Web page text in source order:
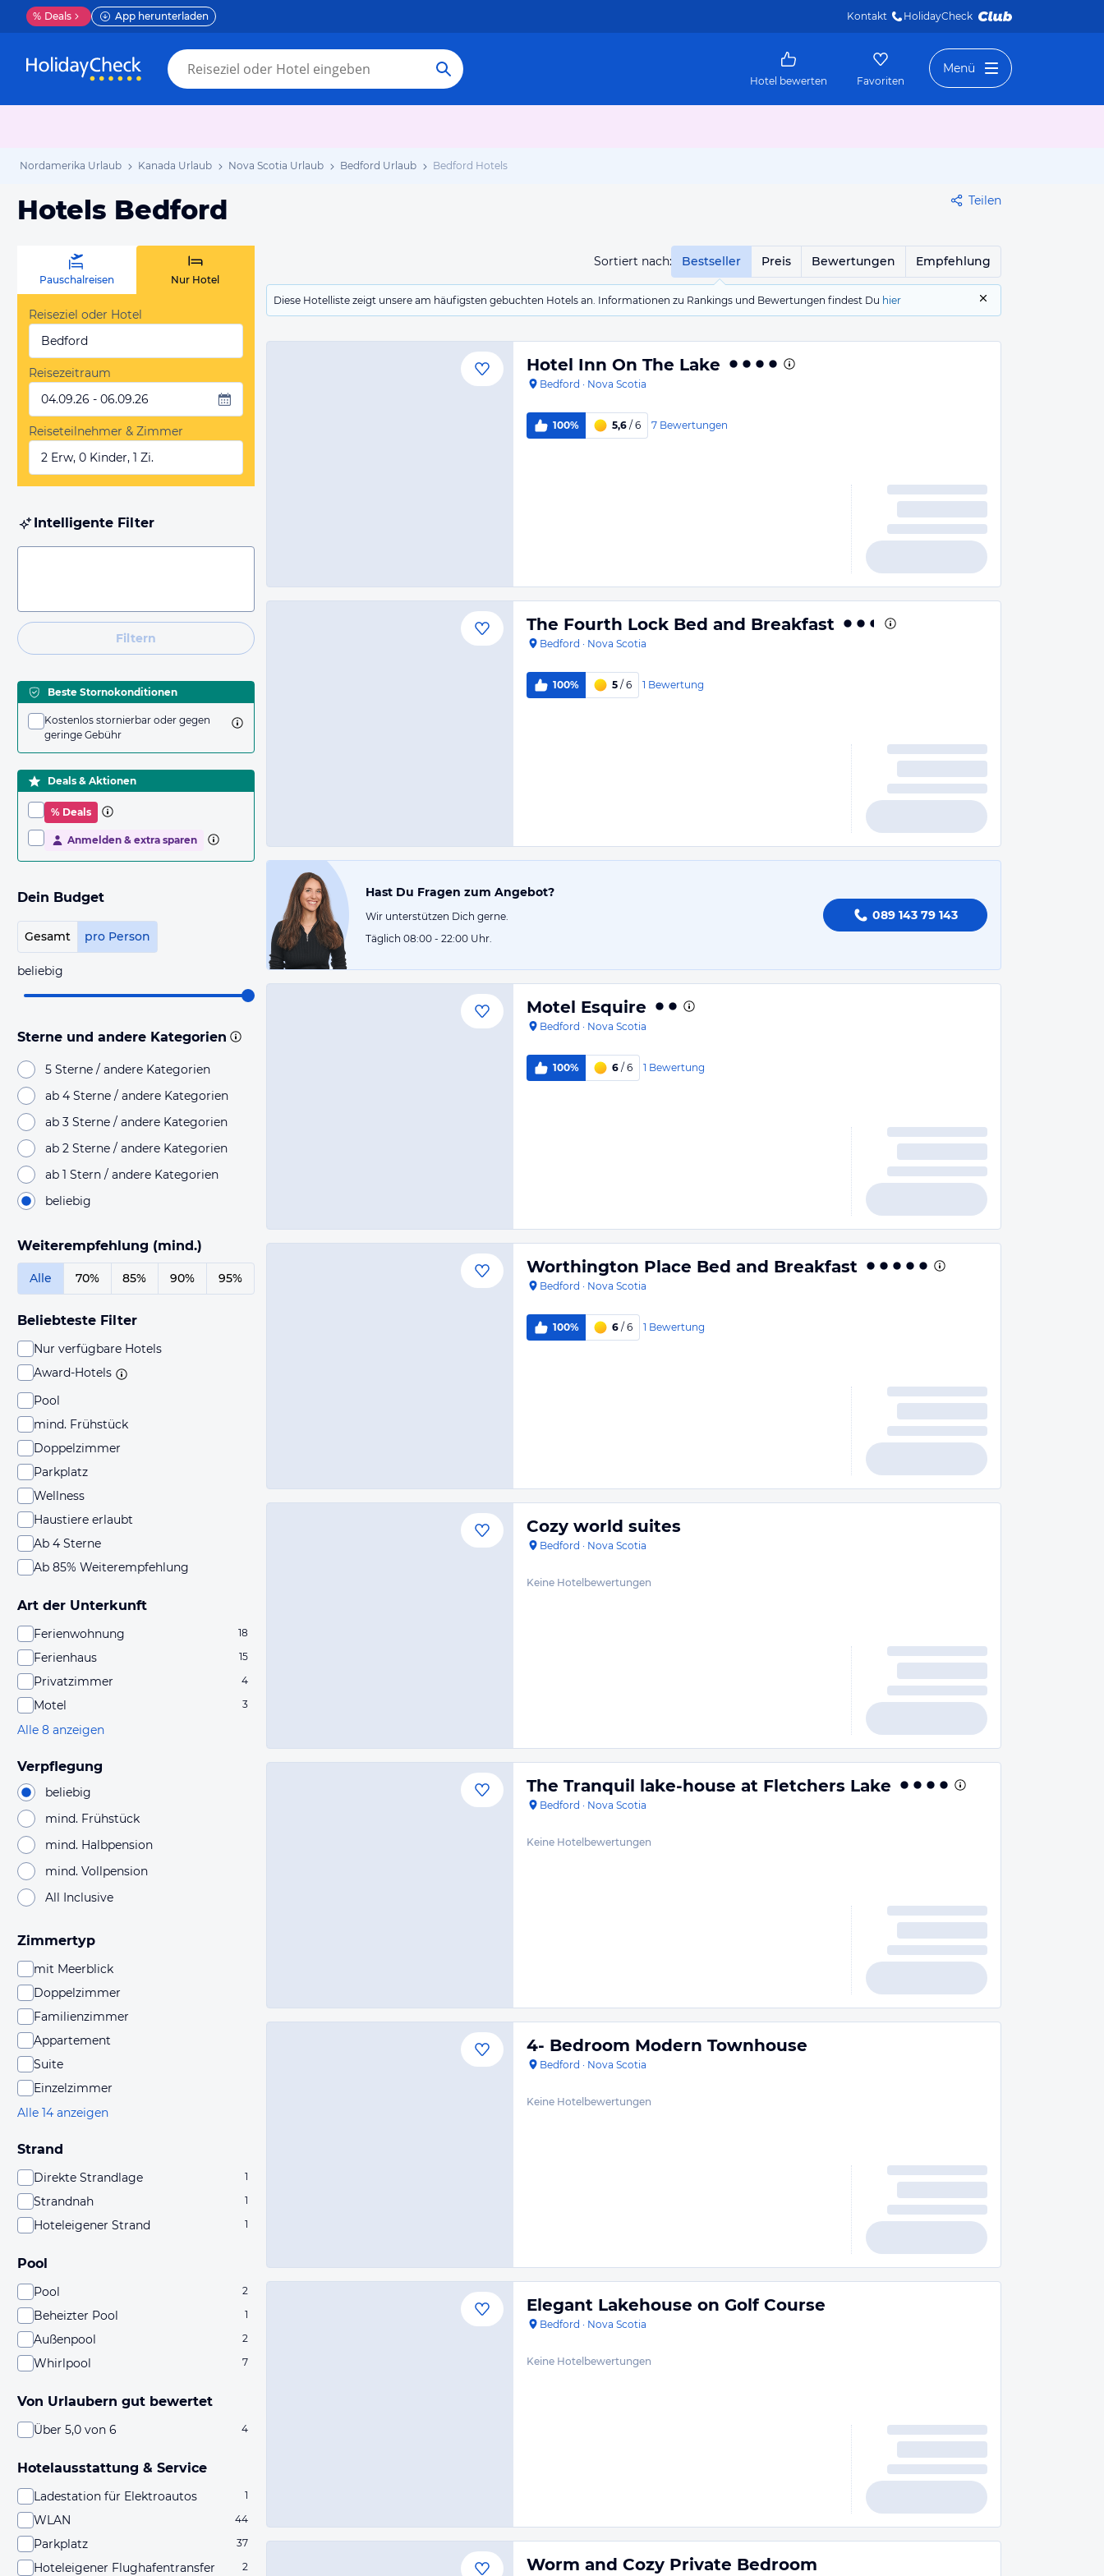
% Deals App herunterladen Kontakt HolidayCheck
Hotel bewerten Favoriten
Menü
Nordamerika Urlaub Kanada Urlaub Nova Scotia Urlaub Bedford Urlaub Bedford Hotels
Hotels Bedford Teilen
Sortiert nach: Bestseller Preis Bewertungen Empfehlung
Diese Hotelliste zeigt unsere am häufigsten gebuchten Hotels an. Informationen zu Rankings und Bewertungen findest Du hier
Pauschalreisen Nur Hotel
Reiseziel oder Hotel
Bedford
Reisezeitraum
04.09.26 - 06.09.26
Reiseteilnehmer & Zimmer
2 Erw, 0 Kinder, 1 Zi.
Intelligente Filter
Filtern
Beste Stornokonditionen
Kostenlos stornierbar oder gegen
geringe Gebühr
Deals & Aktionen
% Deals
Anmelden & extra sparen
Dein Budget
Gesamt pro Person
beliebig
Sterne und andere Kategorien
5 Sterne / andere Kategorien
ab 4 Sterne / andere Kategorien
ab 3 Sterne / andere Kategorien
ab 2 Sterne / andere Kategorien
ab 1 Stern / andere Kategorien
beliebig
Weiterempfehlung (mind.)
Alle 70% 85% 90% 95%
Beliebteste Filter
Nur verfügbare Hotels
Award-Hotels
Pool
mind. Frühstück
Doppelzimmer
Parkplatz
Wellness
Haustiere erlaubt
Ab 4 Sterne
Ab 85% Weiterempfehlung
Art der Unterkunft
Ferienwohnung 18
Ferienhaus 15
Privatzimmer 4
Motel 3
Alle 8 anzeigen
Verpflegung
beliebig
mind. Frühstück
mind. Halbpension
mind. Vollpension
All Inclusive
Zimmertyp
mit Meerblick
Doppelzimmer
Familienzimmer
Appartement
Suite
Einzelzimmer
Alle 14 anzeigen
Strand
Direkte Strandlage 1
Strandnah 1
Hoteleigener Strand 1
Pool
Pool 2
Beheizter Pool 1
Außenpool 2
Whirlpool 7
Von Urlaubern gut bewertet
Über 5,0 von 6 4
Hotelausstattung & Service
Ladestation für Elektroautos 1
WLAN 44
Parkplatz 37
Hoteleigener Flughafentransfer 2
Hotel Inn On The Lake
Bedford · Nova Scotia
100% 5,6 / 6 7 Bewertungen
The Fourth Lock Bed and Breakfast
Bedford · Nova Scotia
100% 5 / 6 1 Bewertung
Hast Du Fragen zum Angebot?
Wir unterstützen Dich gerne.
Täglich 08:00 - 22:00 Uhr.
089 143 79 143
Motel Esquire
Bedford · Nova Scotia
100% 6 / 6 1 Bewertung
Worthington Place Bed and Breakfast
Bedford · Nova Scotia
100% 6 / 6 1 Bewertung
Cozy world suites
Bedford · Nova Scotia
Keine Hotelbewertungen
The Tranquil lake-house at Fletchers Lake
Bedford · Nova Scotia
Keine Hotelbewertungen
4- Bedroom Modern Townhouse
Bedford · Nova Scotia
Keine Hotelbewertungen
Elegant Lakehouse on Golf Course
Bedford · Nova Scotia
Keine Hotelbewertungen
Worm and Cozy Private Bedroom